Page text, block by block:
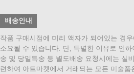
배송안내
작품 구매시점에 미리 액자가 되어있는 경
소요될 수 있습니다. 단, 특별한 이유로 인
송 및 당일특송 등 별도배송 요청시에는 실
련하여 아트마켓에서 거래되는 모든 미술